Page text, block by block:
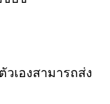
เองสามารถส่ง